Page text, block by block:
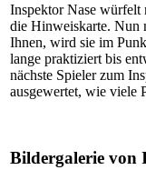
Inspektor Nase würfelt
die Hinweiskarte. Nun
Ihnen, wird sie im
lange praktiziert bis
nächste Spieler zum
ausgewertet, wie viele
Bildergalerie von